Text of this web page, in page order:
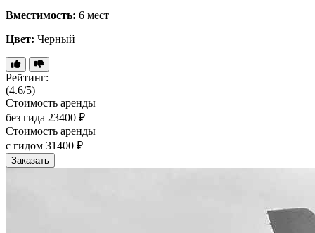
Вместимость: 6 мест
Цвет: Черный
Рейтинг:
(4.6/5)
Стоимость аренды
без гида 23400 ₽
Стоимость аренды
с гидом 31400 ₽
Заказать